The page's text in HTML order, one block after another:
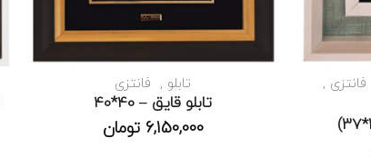
فانتزی
تابلو فانتزی
تابلو قایق – 40*40
6,150,000 تومان